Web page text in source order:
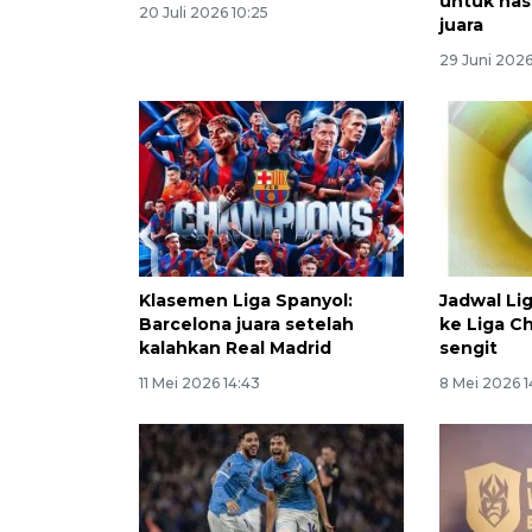
20 Juli 2026 10:25
juara
29 Juni
Klasemen Liga Spanyol:
Barcelona juara setelah
kalahkan Real Madrid
11 Mei 2026 14:43
Jadwal
ke Liga
sengit
8 Mei 2026